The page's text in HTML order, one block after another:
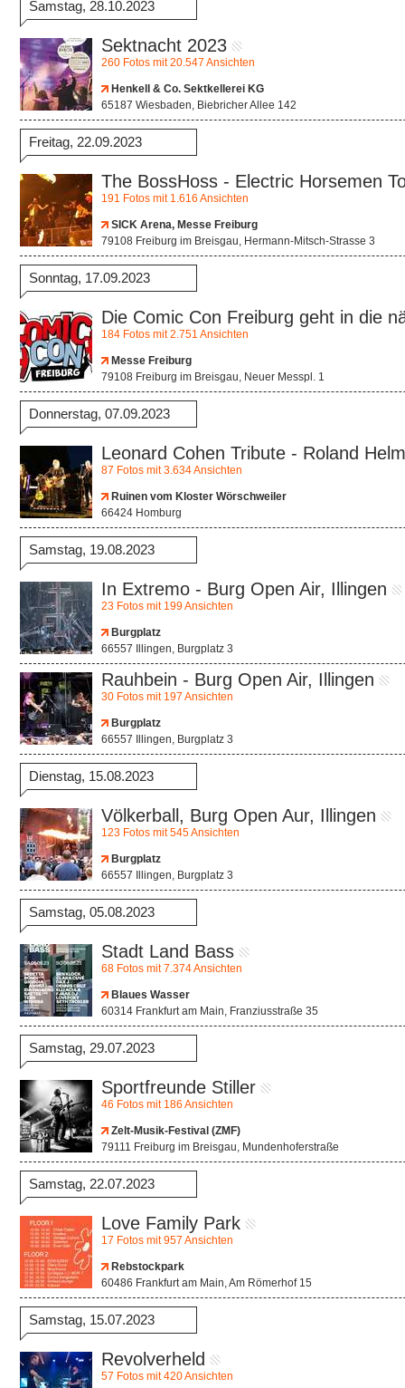
Samstag, 28.10.2023
Sektnacht 2023
260 Fotos mit 20.547 Ansichten
Henkell & Co. Sektkellerei KG
65187 Wiesbaden, Biebricher Allee 142
Freitag, 22.09.2023
The BossHoss - Electric Horsemen
191 Fotos mit 1.616 Ansichten
SICK Arena, Messe Freiburg
79108 Freiburg im Breisgau, Hermann-Mitsch-Strasse 3
Sonntag, 17.09.2023
Die Comic Con Freiburg geht in die
184 Fotos mit 2.751 Ansichten
Messe Freiburg
79108 Freiburg im Breisgau, Neuer Messpl. 1
Donnerstag, 07.09.2023
Leonard Cohen Tribute - Roland
87 Fotos mit 3.634 Ansichten
Ruinen vom Kloster Wörschweiler
66424 Homburg
Samstag, 19.08.2023
In Extremo - Burg Open Air, Illingen
23 Fotos mit 199 Ansichten
Burgplatz
66557 Illingen, Burgplatz 3
Rauhbein - Burg Open Air, Illingen
30 Fotos mit 197 Ansichten
Burgplatz
66557 Illingen, Burgplatz 3
Dienstag, 15.08.2023
Völkerball, Burg Open Aur, Illingen
123 Fotos mit 545 Ansichten
Burgplatz
66557 Illingen, Burgplatz 3
Samstag, 05.08.2023
Stadt Land Bass
68 Fotos mit 7.374 Ansichten
Blaues Wasser
60314 Frankfurt am Main, Franziusstraße 35
Samstag, 29.07.2023
Sportfreunde Stiller
46 Fotos mit 186 Ansichten
Zelt-Musik-Festival (ZMF)
79111 Freiburg im Breisgau, Mundenhoferstraße
Samstag, 22.07.2023
Love Family Park
17 Fotos mit 957 Ansichten
Rebstockpark
60486 Frankfurt am Main, Am Römerhof 15
Samstag, 15.07.2023
Revolverheld
57 Fotos mit 420 Ansichten